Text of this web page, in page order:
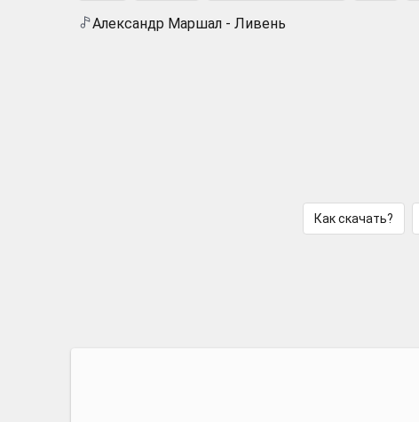
Александр Маршал - Ливень
Как скачать?